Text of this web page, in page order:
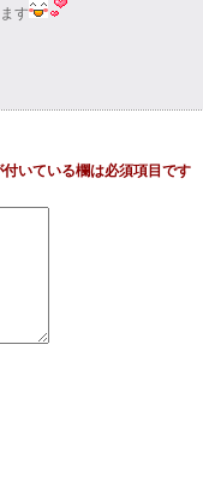
す
付いている欄は必須項目です